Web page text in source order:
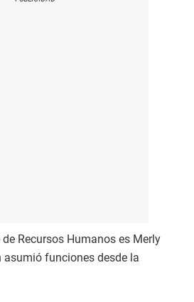
Recursos Humanos es Merly
asumió funciones desde la